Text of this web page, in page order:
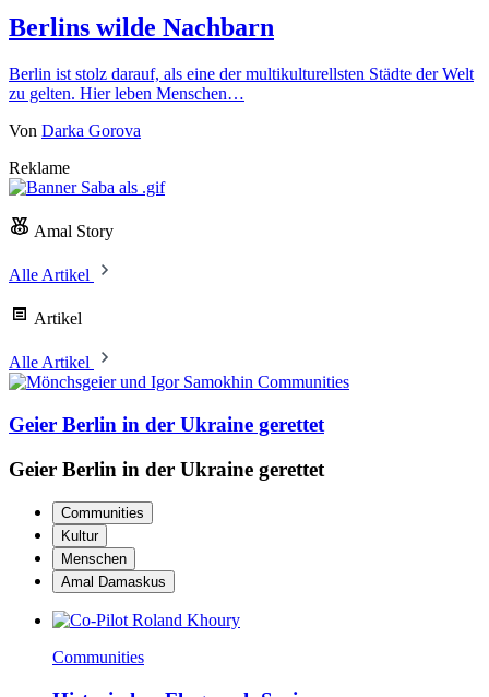
Berlins wilde Nachbarn
Berlin ist stolz darauf, als eine der multikulturellsten Städte der Welt
zu gelten. Hier leben Menschen…
Von Darka Gorova
Reklame
Amal Story
Alle Artikel
Artikel
Alle Artikel
Communities
Geier Berlin in der Ukraine gerettet
Geier Berlin in der Ukraine gerettet
Communities
Kultur
Menschen
Amal Damaskus
Communities